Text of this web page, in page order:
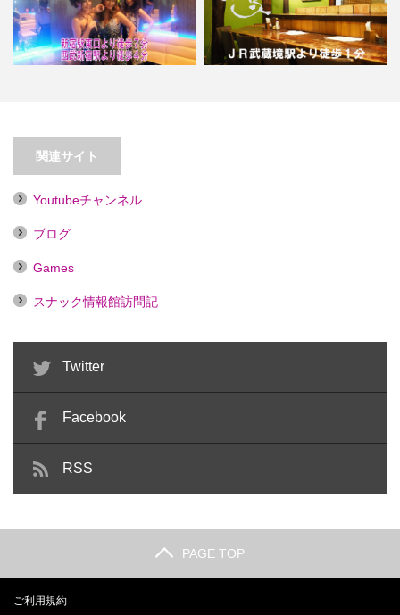
【新宿】ニューハーフクラブ Ｍ
ＩＲＡＧＥ
関連サイト
Youtubeチャンネル
ブログ
Games
スナック情報館訪問記
Twitter
Facebook
RSS
PAGE TOP
ご利用規約